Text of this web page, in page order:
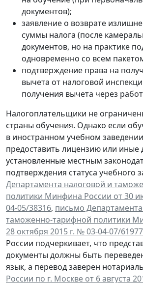
документов);
заявление о возврате
суммы налога (после
документов, но на практике
одновременно со всем
подтверждение права на
вычета от налоговой
получения вычета через
Налогоплательщики не
страны обучения. Однако если
в иностранном учебном
предоставить лицензию или иные
установленные местным
подтверждения статуса учебного
Департамента налоговой и
политики Минфина России от 30
04-05/38316, письмо
таможенно-тарифной политики
28 октября 2015 г. № 03-04-07/61977
России подчеркивает, что
документы должны быть
язык, а перевод заверен
России по г. Москве от 6 августа